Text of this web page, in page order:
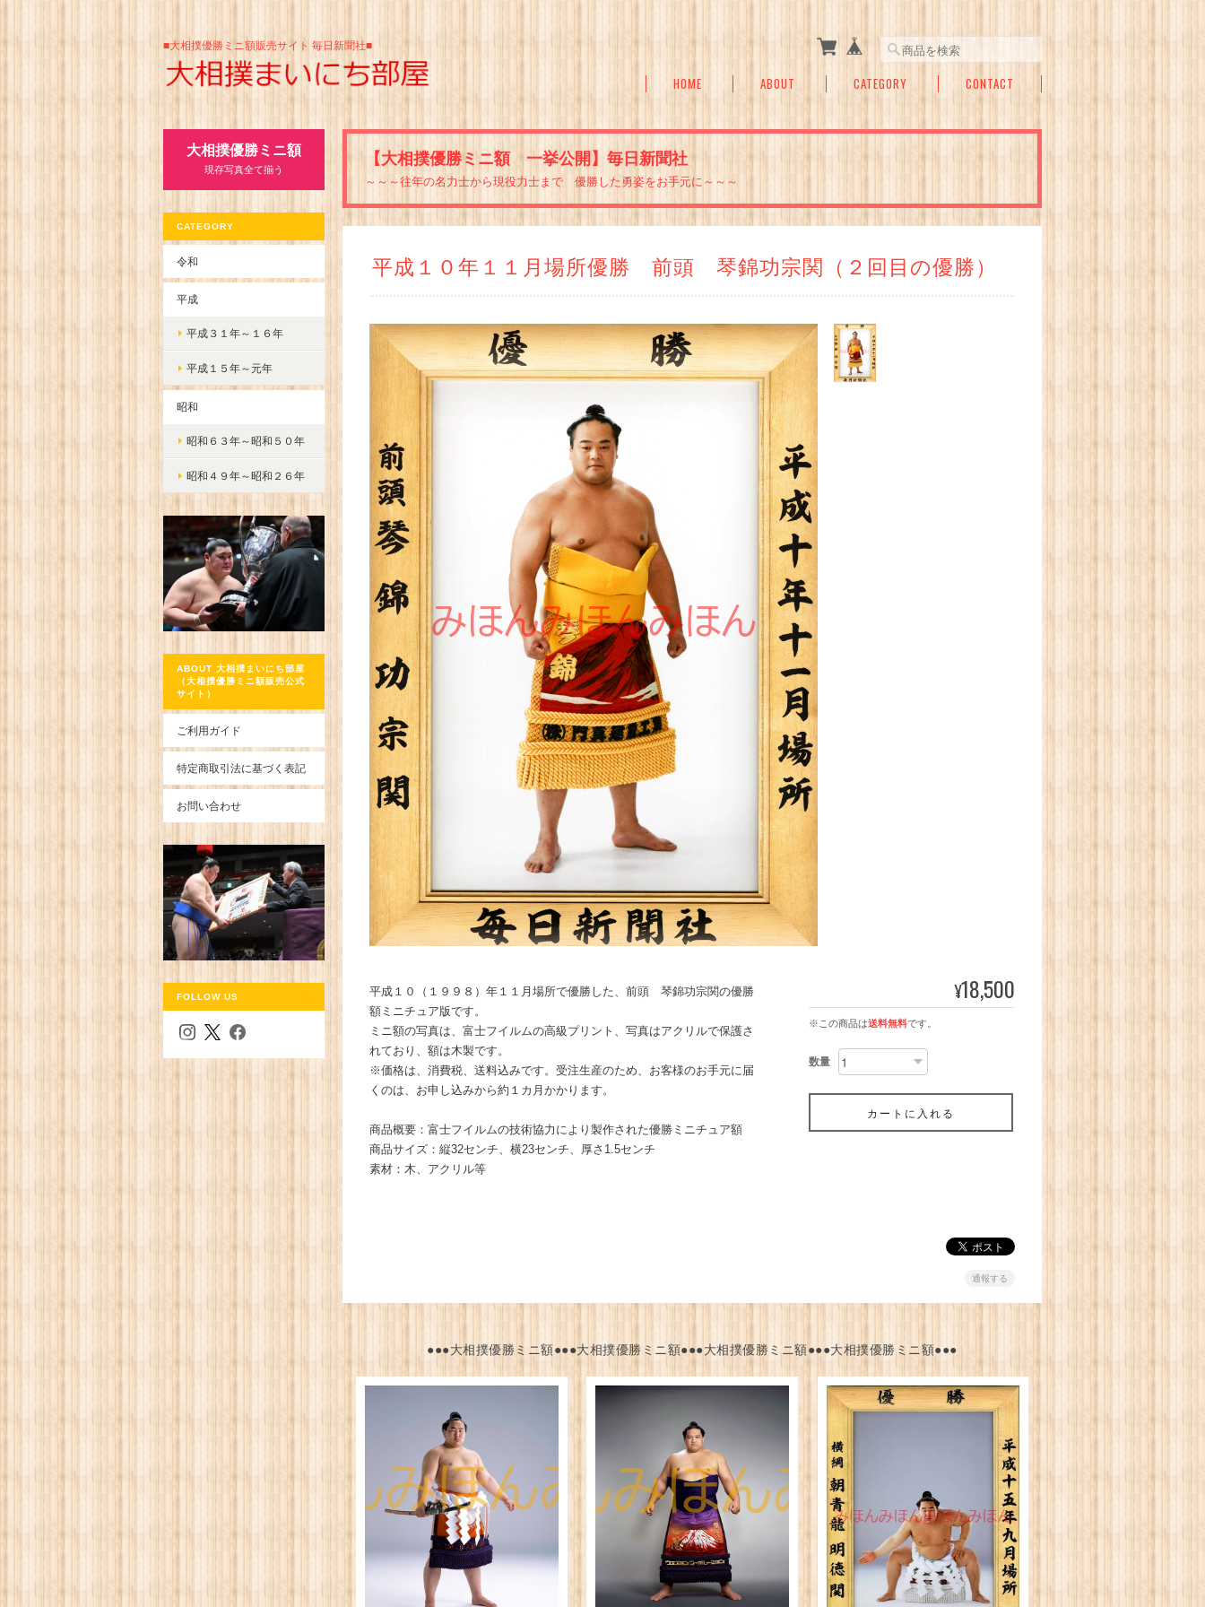
■大相撲優勝ミニ額販売サイト 毎日新聞社■
HOME ABOUT CATEGORY CONTACT
【大相撲優勝ミニ額 一挙公開】毎日新聞社
～～～往年の名力士から現役力士まで 優勝した勇姿をお手元に～～～
平成１０年１１月場所優勝 前頭 琴錦功宗関（２回目の優勝）
平成１０（１９９８）年１１月場所で優勝した、前頭 琴錦功宗関の優勝
額ミニチュア版です。
ミニ額の写真は、富士フイルムの高級プリント、写真はアクリルで保護さ
れており、額は木製です。
※価格は、消費税、送料込みです。受注生産のため、お客様のお手元に届
くのは、お申し込みから約１カ月かかります。
商品概要：富士フイルムの技術協力により製作された優勝ミニチュア額
商品サイズ：縦32センチ、横23センチ、厚さ1.5センチ
素材：木、アクリル等
¥18,500
※この商品は送料無料です。
数量
カートに入れる
通報する
●●●大相撲優勝ミニ額●●●大相撲優勝ミニ額●●●大相撲優勝ミニ額●●●大相撲優勝ミニ額●●●
大相撲優勝ミニ額
現存写真全て揃う
CATEGORY
令和
平成
平成３１年～１６年
平成１５年～元年
昭和
昭和６３年～昭和５０年
昭和４９年～昭和２６年
ABOUT 大相撲まいにち部屋
（大相撲優勝ミニ額販売公式
サイト）
ご利用ガイド
特定商取引法に基づく表記
お問い合わせ
FOLLOW US